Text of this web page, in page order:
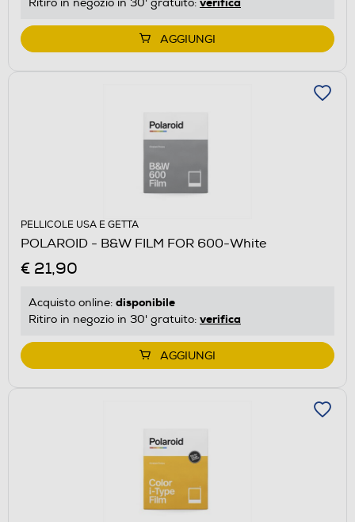
AGGIUNGI
PELLICOLE USA E GETTA
POLAROID - B&W FILM FOR 600-White
€ 21,90
Acquisto online: disponibile
Ritiro in negozio in 30' gratuito: verifica
AGGIUNGI